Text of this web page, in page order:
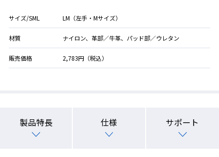
サイズ/SML LM（左手・Mサイズ）
材質 ナイロン、革部／牛革、パッド部／ウレタン
販売価格 2,783円（税込）
製品特長 仕様 サポート